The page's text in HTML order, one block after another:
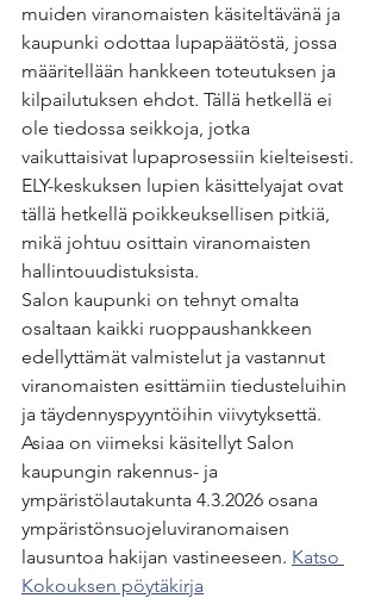
muiden viranomaisten käsiteltävänä ja
kaupunki odottaa lupapäätöstä, jossa
määritellään hankkeen toteutuksen ja
kilpailutuksen ehdot. Tällä hetkellä ei
ole tiedossa seikkoja, jotka
vaikuttaisivat lupaprosessiin kielteisesti.
ELY-keskuksen lupien käsittelyajat ovat
tällä hetkellä poikkeuksellisen pitkiä,
mikä johtuu osittain viranomaisten
hallintouudistuksista.
Salon kaupunki on tehnyt omalta
osaltaan kaikki ruoppaushankkeen
edellyttämät valmistelut ja vastannut
viranomaisten esittämiin tiedusteluihin
ja täydennyspyyntöihin viivytyksettä.
Asiaa on viimeksi käsitellyt Salon
kaupungin rakennus- ja
ympäristölautakunta 4.3.2026 osana
ympäristönsuojeluviranomaisen
lausuntoa hakijan vastineeseen. Katso
Kokouksen pöytäkirja